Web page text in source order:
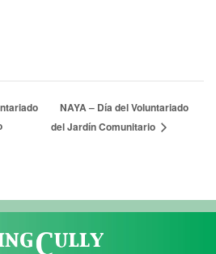
NAYA – Día del Voluntariado
del Jardín Comunitario